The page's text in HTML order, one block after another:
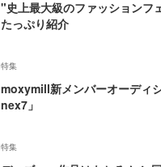
"史上最大級のファッションフ
たっぷり紹介
特集
moxymill新メンバーオーディ
nex7」
特集